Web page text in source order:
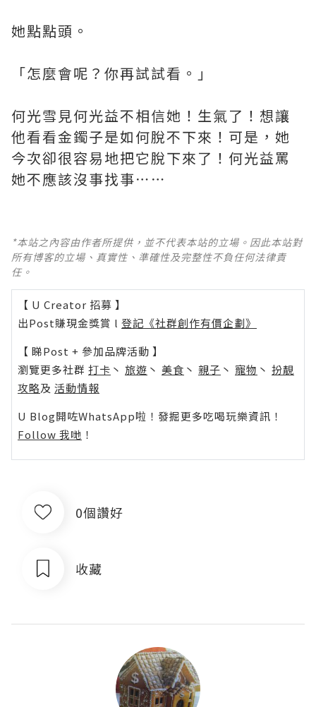
她點點頭。
「怎麼會呢？你再試試看。」
何光雪見何光益不相信她！生氣了！想讓
他看看金鐲子是如何脫不下來！可是，她
今次卻很容易地把它脫下來了！何光益罵
她不應該沒事找事⋯⋯
*本站之內容由作者所提供，並不代表本站的立場。因此本站對
所有博客的立場、真實性、準確性及完整性不負任何法律責
任。
【 U Creator 招募 】
出Post賺現金獎賞 l 登記《社群創作有價企劃》
【 睇Post + 參加品牌活動 】
瀏覽更多社群 打卡 丶 旅遊 丶 美食 丶 親子 丶 寵物 丶 扮靚
攻略及 活動情報
U Blog開咗WhatsApp啦！發掘更多吃喝玩樂資訊！
Follow 我哋 ！
0個讚好
收藏